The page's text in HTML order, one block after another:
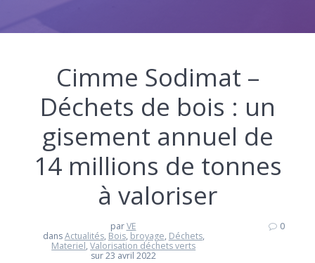
Cimme Sodimat –
Déchets de bois : un
gisement annuel de
14 millions de tonnes
à valoriser
parVE
dansActualités, Bois, broyage, Déchets,
Materiel,Valorisation déchets verts
sur 23 avril 2022
0